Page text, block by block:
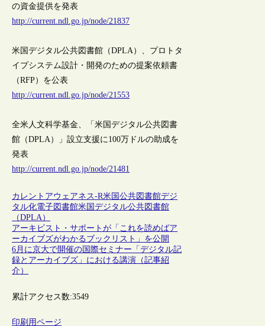
の資金提供を発表
http://current.ndl.go.jp/node/21837
米国デジタル公共図書館（DPLA）、プロトタ
イプシステム設計・開発のための提案依頼書
（RFP）を公表
http://current.ndl.go.jp/node/21553
全米人文科学基金、「米国デジタル公共図書
館（DPLA）」設立支援に100万ドルの助成を
発表
http://current.ndl.go.jp/node/21481
カレントアウェアネス-R米国公共図書館デジ
タル化電子図書館米国デジタル公共図書館
（DPLA）
アーキビスト・サポートが「これを読めばア
ーカイブズがわかるブックリスト」を公開
6月に京大で開催の国際セミナー「デジタル記
録とアーカイブズ」における講演（記事紹
介）
累計アクセス数:3549
印刷用ページ